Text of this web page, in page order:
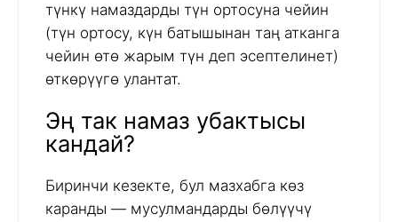
түнкү намаздарды түн ортосуна чейин
(түн ортосу, күн батышынан таң атканга
чейин өтө жарым түн деп эсептелинет)
өткөрүүгө улантат.
Эң так намаз убактысы
кандай?
Биринчи кезекте, бул мазхабга көз
каранды — мусулмандарды бөлүүчү